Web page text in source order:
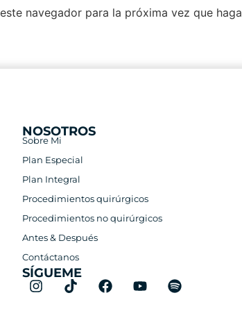
navegador para la próxima vez que
NOSOTROS
Sobre Mi
Plan Especial
Plan Integral
Procedimientos quirúrgicos
Procedimientos no quirúrgicos
Antes & Después
Contáctanos
SÍGUEME